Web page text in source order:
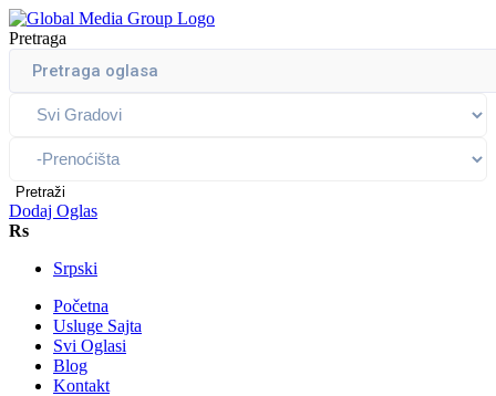
Pretraga
Pretraži
Dodaj Oglas
Rs
Srpski
Početna
Usluge Sajta
Svi Oglasi
Blog
Kontakt